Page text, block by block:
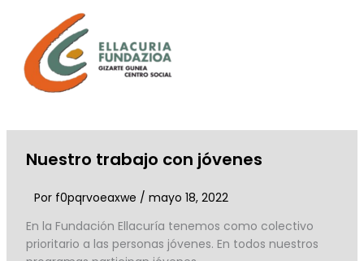
contenido
Nuestro trabajo con jóvenes
Por f0pqrvoeaxwe / mayo 18, 2022
En la Fundación Ellacuría tenemos como colectivo
prioritario a las personas jóvenes. En todos nuestros